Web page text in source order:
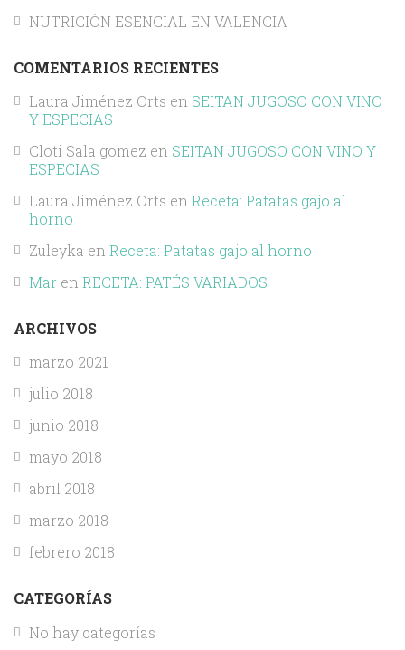
NUTRICIÓN ESENCIAL EN VALENCIA
COMENTARIOS RECIENTES
Laura Jiménez Orts en SEITAN JUGOSO CON VINO
Y ESPECIAS
Cloti Sala gomez en SEITAN JUGOSO CON VINO Y
ESPECIAS
Laura Jiménez Orts en Receta: Patatas gajo al
horno
Zuleyka en Receta: Patatas gajo al horno
Mar en RECETA: PATÉS VARIADOS
ARCHIVOS
marzo 2021
julio 2018
junio 2018
mayo 2018
abril 2018
marzo 2018
febrero 2018
CATEGORÍAS
No hay categorías